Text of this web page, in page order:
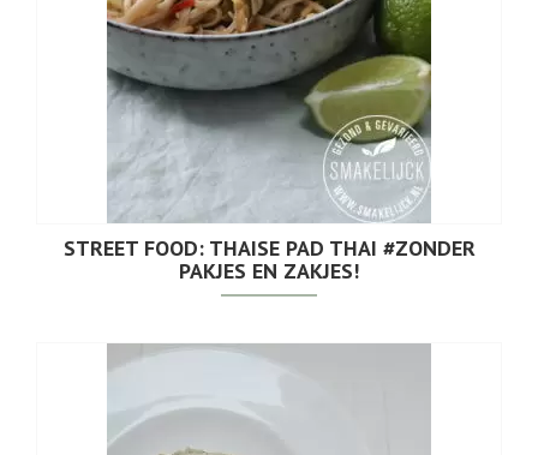
STREET FOOD: THAISE PAD THAI #ZONDER
PAKJES EN ZAKJES!